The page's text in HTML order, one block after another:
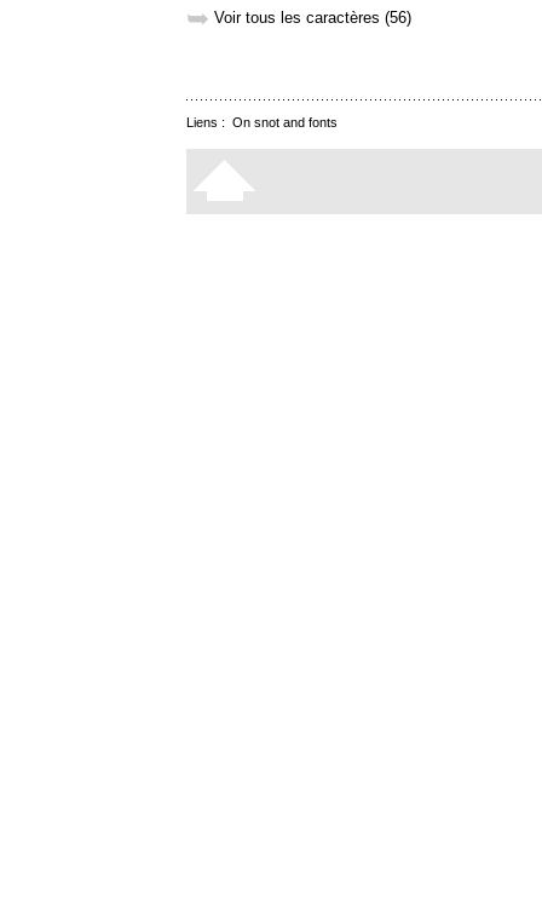
➥ Voir tous les caractères (56)
Liens : On snot and fonts